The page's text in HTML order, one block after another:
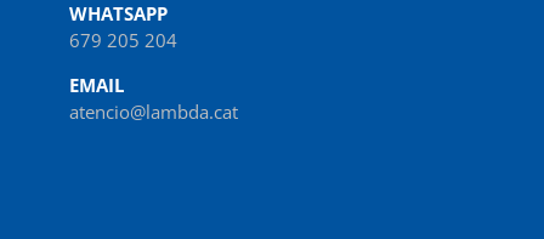
WHATSAPP
679 205 204
EMAIL
atencio@lambda.cat